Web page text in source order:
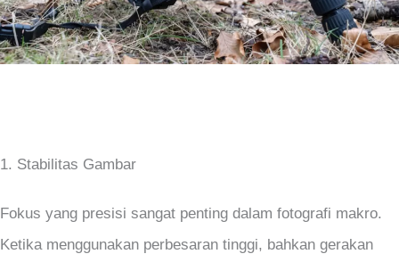
1. Stabilitas Gambar
Fokus yang presisi sangat penting dalam fotografi makro.
Ketika menggunakan perbesaran tinggi, bahkan gerakan